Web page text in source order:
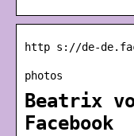
http s://de-
photos
Beatrix
Facebook